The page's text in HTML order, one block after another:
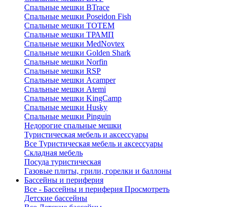
Спальные мешки BTrace
Спальные мешки Poseidon Fish
Спальные мешки ТОТЕМ
Спальные мешки ТРАМП
Cпальные мешки MedNovtex
Спальные мешки Golden Shark
Спальные мешки Norfin
Спальные мешки RSP
Спальные мешки Acamper
Спальные мешки Atemi
Спальные мешки KingCamp
Спальные мешки Husky
Спальные мешки Pinguin
Недорогие спальные мешки
Туристическая мебель и аксессуары
Все Туристическая мебель и аксессуары
Складная мебель
Посуда туристическая
Газовые плиты, грили, горелки и баллоны
Бассейны и периферия
Все - Бассейны и периферия Просмотреть
Детские бассейны